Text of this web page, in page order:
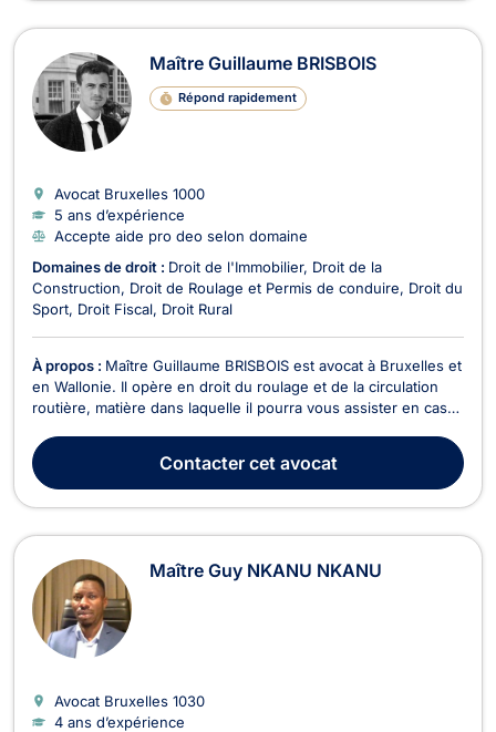
Maître Guillaume BRISBOIS
Répond rapidement
Avocat Bruxelles 1000
5 ans d’expérience
Accepte aide pro deo selon domaine
Domaines de droit : Droit de l'Immobilier Droit de la
Construction
Droit de Roulage et Permis de conduire
Droit du
Sport Droit Fiscal Droit Rural
À propos : Maître Guillaume BRISBOIS est avocat à Bruxelles et
en Wallonie. Il opère en droit du roulage et de la circulation
routière, matière dans laquelle il pourra vous assister en cas
Le cas échéant, il ne manquera pas de vous représenter
devant les Tribunaux de police ...
Contactercet avocat
Maître Guy NKANU NKANU
Avocat Bruxelles 1030
4 ans d’expérience